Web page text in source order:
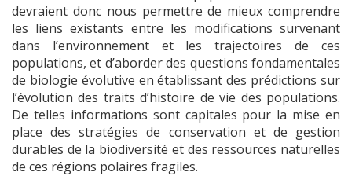
devraient donc nous permettre de mieux comprendre
les liens existants entre les modifications survenant
dans l’environnement et les trajectoires de ces
populations, et d’aborder des questions fondamentales
de biologie évolutive en établissant des prédictions sur
l’évolution des traits d’histoire de vie des populations.
De telles informations sont capitales pour la mise en
place des stratégies de conservation et de gestion
durables de la biodiversité et des ressources naturelles
de ces régions polaires fragiles.